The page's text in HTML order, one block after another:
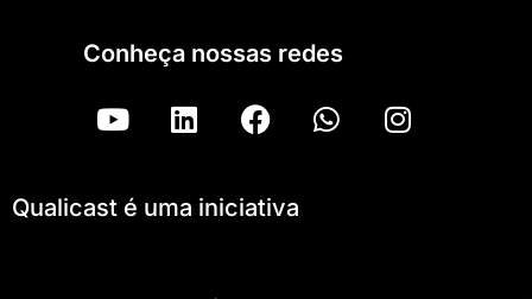
Conheça nossas redes
Qualicast é uma iniciativa